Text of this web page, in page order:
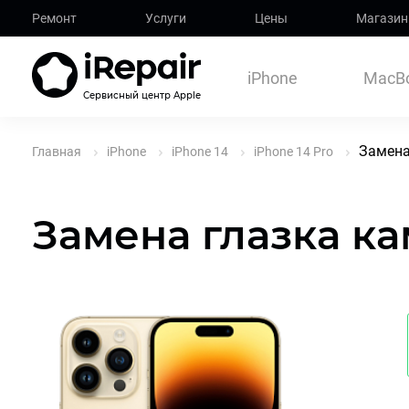
Ремонт Услуги Цены Магазин
Сервисный центр Apple
iPhone
Главная iPhone iPhone 14 iPhone 14 Pro
Замена глазка